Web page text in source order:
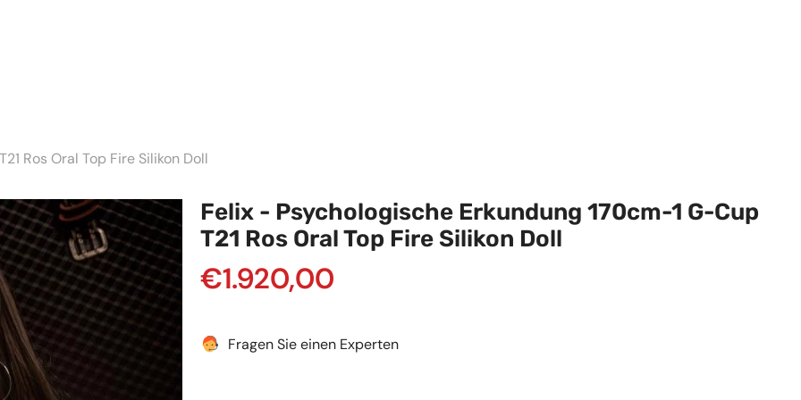
Ros Oral Top Fire Silikon Doll
Felix - Psychologische Erkundung 170cm-1 G-Cup
T21 Ros Oral Top Fire Silikon Doll
€1.920,00
Fragen Sie einen Experten